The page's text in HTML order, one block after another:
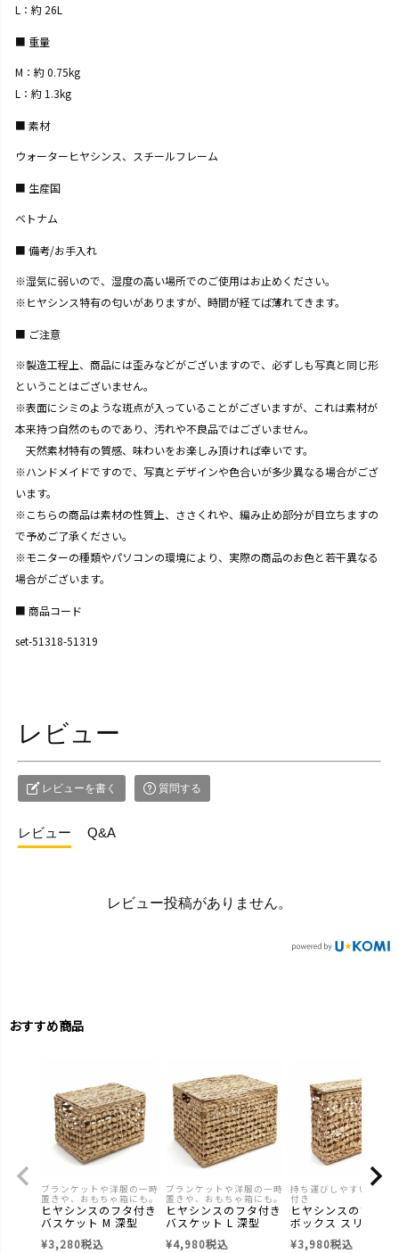
L：約 26L
重量
M：約 0.75kg
L：約 1.3kg
素材
ウォーターヒヤシンス、スチールフレーム
生産国
ベトナム
備考/お手入れ
※湿気に弱いので、湿度の高い場所でのご使用はお止めください。
※ヒヤシンス特有の匂いがありますが、時間が経てば薄れてきます。
ご注意
※製造工程上、商品には歪みなどがございますので、必ずしも写真と同じ形
ということはございません。
※表面にシミのような斑点が入っていることがございますが、これは素材が
本来持つ自然のものであり、汚れや不良品ではございません。
天然素材特有の質感、味わいをお楽しみ頂ければ幸いです。
※ハンドメイドですので、写真とデザインや色合いが多少異なる場合がござ
います。
※こちらの商品は素材の性質上、ささくれや、編み止め部分が目立ちますの
で予めご了承ください。
※モニターの種類やパソコンの環境により、実際の商品のお色と若干異なる
場合がございます。
商品コード
set-51318-51319
レビュー
レビューを書く 質問する
レビュー Q&A
レビュー投稿がありません。
おすすめ商品
ブランケットや洋服の一時
置きや、おもちゃ箱にも。
ヒヤシンスのフタ付き
バスケット M 深型
¥3,280税込
ブランケットや洋服の一時
置きや、おもちゃ箱にも。
ヒヤシンスのフタ付き
バスケット L 深型
¥4,980税込
持ち運びしやすいハン
付き
ヒヤシンスのフタ付
ボックス スリム
¥3,980税込